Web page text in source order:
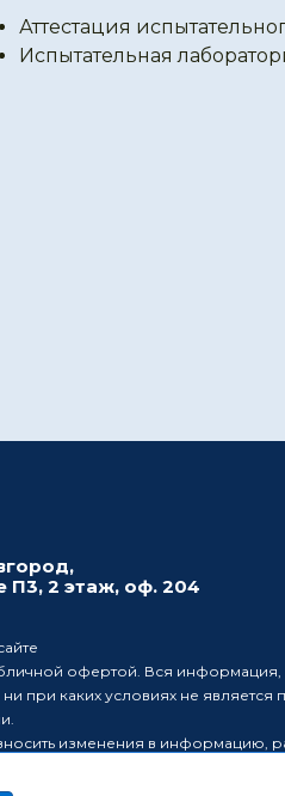
Аттестация
Испытательная
П3, 2 этаж, оф. 204
офертой. Вся
при каких условиях не
изменения в информацию,